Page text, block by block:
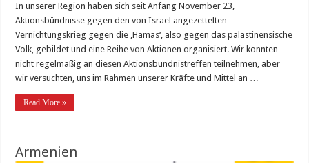
In unserer Region haben sich seit Anfang November 23,
Aktionsbündnisse gegen den von Israel angezettelten
Vernichtungskrieg gegen die ‚Hamas‘, also gegen das palästinensische
Volk, gebildet und eine Reihe von Aktionen organisiert. Wir konnten
nicht regelmäßig an diesen Aktionsbündnistreffen teilnehmen, aber
wir versuchten, uns im Rahmen unserer Kräfte und Mittel an …
Read More »
Armenien